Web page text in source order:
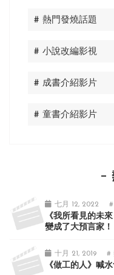
# 熱門發燒話題
# 小說改編影視
# 成書介紹影片
# 童書介紹影片
七月 12, 2022
《我所看見的未
變成了大預言家！
十月 21, 2019 #
《做工的人》喊